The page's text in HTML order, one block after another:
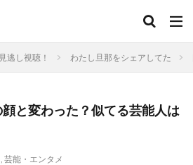
逃し視聴！ わたし旦那をシェアしてた
と変わった？似てる芸能人は
, 芸能・エンタメ